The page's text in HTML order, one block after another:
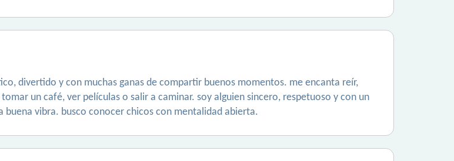
divertido y con muchas ganas de compartir buenos momentos. me encanta reír,
un café, ver películas o salir a caminar. soy alguien sincero, respetuoso y con un
vibra. busco conocer chicos con mentalidad abierta.